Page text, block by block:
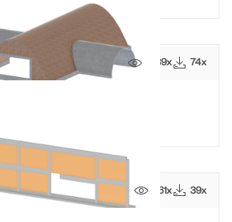
1039x 74x
maçonnerie
661x 39x